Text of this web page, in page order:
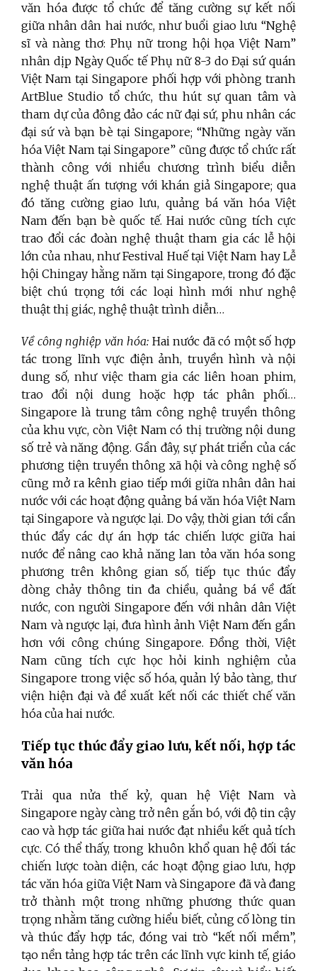
văn hóa được tổ chức để tăng cường sự kết nối
giữa nhân dân hai nước, như buổi giao lưu “Nghệ
sĩ và nàng thơ: Phụ nữ trong hội họa Việt Nam”
nhân dịp Ngày Quốc tế Phụ nữ 8-3 do Đại sứ quán
Việt Nam tại Singapore phối hợp với phòng tranh
ArtBlue Studio tổ chức, thu hút sự quan tâm và
tham dự của đông đảo các nữ đại sứ, phu nhân các
đại sứ và bạn bè tại Singapore; “Những ngày văn
hóa Việt Nam tại Singapore” cũng được tổ chức rất
thành công với nhiều chương trình biểu diễn
nghệ thuật ấn tượng với khán giả Singapore; qua
đó tăng cường giao lưu, quảng bá văn hóa Việt
Nam đến bạn bè quốc tế. Hai nước cũng tích cực
trao đổi các đoàn nghệ thuật tham gia các lễ hội
lớn của nhau, như Festival Huế tại Việt Nam hay Lễ
hội Chingay hằng năm tại Singapore, trong đó đặc
biệt chú trọng tới các loại hình mới như nghệ
thuật thị giác, nghệ thuật trình diễn…
Về công nghiệp văn hóa: Hai nước đã có một số hợp
tác trong lĩnh vực điện ảnh, truyền hình và nội
dung số, như việc tham gia các liên hoan phim,
trao đổi nội dung hoặc hợp tác phân phối…
Singapore là trung tâm công nghệ truyền thông
của khu vực, còn Việt Nam có thị trường nội dung
số trẻ và năng động. Gần đây, sự phát triển của các
phương tiện truyền thông xã hội và công nghệ số
cũng mở ra kênh giao tiếp mới giữa nhân dân hai
nước với các hoạt động quảng bá văn hóa Việt Nam
tại Singapore và ngược lại. Do vậy, thời gian tới cần
thúc đẩy các dự án hợp tác chiến lược giữa hai
nước để nâng cao khả năng lan tỏa văn hóa song
phương trên không gian số, tiếp tục thúc đẩy
dòng chảy thông tin đa chiều, quảng bá về đất
nước, con người Singapore đến với nhân dân Việt
Nam và ngược lại, đưa hình ảnh Việt Nam đến gần
hơn với công chúng Singapore. Đồng thời, Việt
Nam cũng tích cực học hỏi kinh nghiệm của
Singapore trong việc số hóa, quản lý bảo tàng, thư
viện hiện đại và đề xuất kết nối các thiết chế văn
hóa của hai nước.
Tiếp tục thúc đẩy giao lưu, kết nối, hợp tác
văn hóa
Trải qua nửa thế kỷ, quan hệ Việt Nam và
Singapore ngày càng trở nên gắn bó, với độ tin cậy
cao và hợp tác giữa hai nước đạt nhiều kết quả tích
cực. Có thể thấy, trong khuôn khổ quan hệ đối tác
chiến lược toàn diện, các hoạt động giao lưu, hợp
tác văn hóa giữa Việt Nam và Singapore đã và đang
trở thành một trong những phương thức quan
trọng nhằm tăng cường hiểu biết, củng cố lòng tin
và thúc đẩy hợp tác, đóng vai trò “kết nối mềm”,
tạo nền tảng hợp tác trên các lĩnh vực kinh tế, giáo